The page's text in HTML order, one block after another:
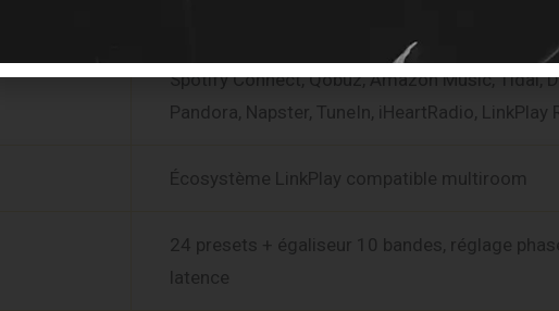
Spotify Connect, Qobuz, Amazon Music, Tidal,
Pandora, Napster, TuneIn, iHeartRadio, LinkPlay
Écosystème LinkPlay compatible multiroom
24 presets + égaliseur 10 bandes, réglage
latence